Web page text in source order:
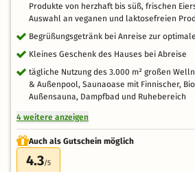
Produkte von herzhaft bis süß, frischen
Auswahl an veganen und laktosefreien
Begrüßungsgetränk bei Anreise zur
Kleines Geschenk des Hauses bei Abreise
tägliche Nutzung des 3.000 m² großen
& Außenpool, Saunaoase mit Finnischer,
Außensauna, Dampfbad und Ruhebereich
4 weitere anzeigen
Auch als Gutschein möglich
4.3/5